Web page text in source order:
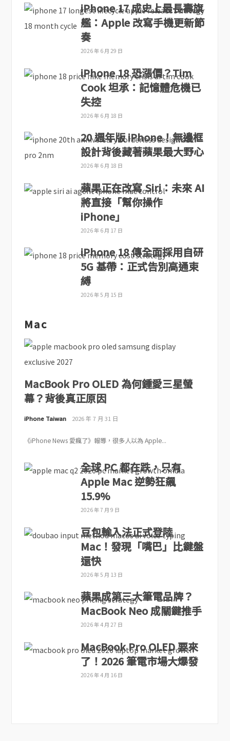
iPhone 17 成史上最長壽旗
艦：Apple 改寫手機更新節
奏
2026 年 6 月 29 日
iPhone 18 恐漲價？Tim
Cook 坦承：記憶體危機已
失控
2026 年 6 月 18 日
20 週年版 iPhone！無邊框
設計背後藏著蘋果最大野心
2026 年 6 月 18 日
蘋果正在改寫 Siri：未來 AI
將直接「幫你操作
iPhone」
2026 年 6 月 17 日
iPhone 18 傳全面採用自研
5G 基帶：正式告別高通束
縛
2026 年 5 月 15 日
Mac
MacBook Pro OLED 為何鍾愛三星螢
幕？背後真正原因
iPhone Taiwan 2026 年 7 月 31 日
《iPhone News 愛瘋了》報導，很多人以為 Apple...
全球 PC 都在跌，只有
Apple Mac 逆勢狂飆
15.9%
2026 年 7 月 9 日
豆包輸入法正式登陸
Mac！發現「嘴巴」比鍵盤
還快
2026 年 5 月 13 日
蘋果成第三大筆電品牌？
MacBook Neo 成關鍵推手
2026 年 4 月 27 日
MacBook Pro OLED 要來
了！2026 筆電市場大爆發
2026 年 4 月 16 日